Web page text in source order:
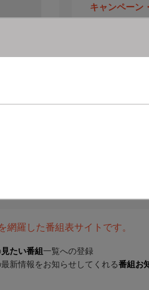
キャンペーン
網羅した番組表サイトです。
見たい番組 一覧への登録
新情報をお知らせしてくれる番組お